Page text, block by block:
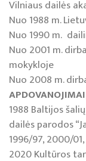
Vilniaus dailės
Nuo 1988 m.
Nuo 1990 m.
Nuo 2001 m.
mokykloje
Nuo 2008 m.
1988 Baltijos
dailės parodos
1996/97, 2000/
2020 Kultūros